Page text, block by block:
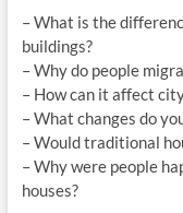
– What is the
buildings?
– Why do people
– How can it affect
– What changes do
– Would traditional
– Why were people
houses?